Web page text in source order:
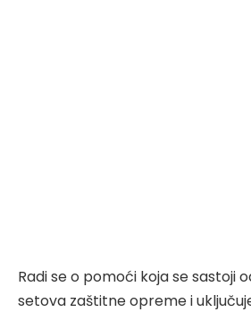
Radi se o pomoći koja se sastoji
setova zaštitne opreme i